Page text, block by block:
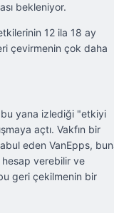
bekleniyor.
12 ila 18 ay
çevirmenin çok daha
bu yana izlediği "etkiyi
açtı. Vakfın bir
eden VanEpps,
verebilir ve
geri çekilmenin bir